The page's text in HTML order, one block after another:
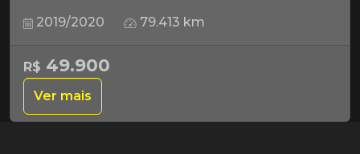
2019/2020 79.413 km
R$ 49.900
Ver mais